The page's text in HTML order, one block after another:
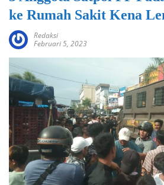
ke Rumah Sakit Kena
Redaksi
Februari 5, 2023